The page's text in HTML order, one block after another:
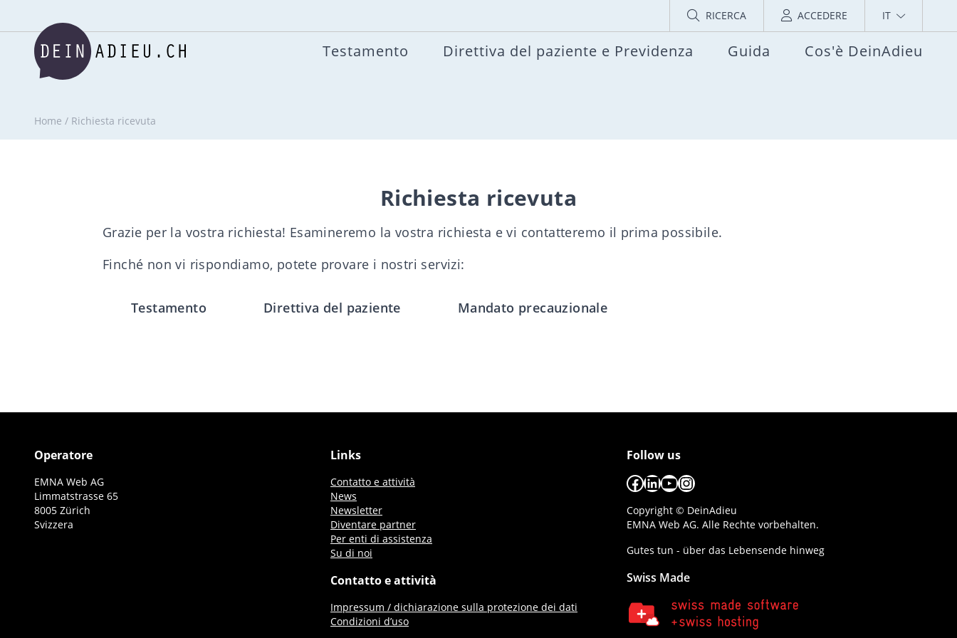
RICERCA ACCEDERE IT
Testamento Direttiva del paziente e Previdenza Guida Cos'è DeinAdieu
Home / Richiesta ricevuta
Richiesta ricevuta
Grazie per la vostra richiesta! Esamineremo la vostra richiesta e vi contatteremo il prima possibile.
Finché non vi rispondiamo, potete provare i nostri servizi:
Testamento Direttiva del paziente Mandato precauzionale
Operatore
EMNA Web AG
Limmatstrasse 65
8005 Zürich
Svizzera
Links
Contatto e attività
News
Newsletter
Diventare partner
Per enti di assistenza
Su di noi
Contatto e attività
Impressum / dichiarazione sulla protezione dei dati
Condizioni d’uso
Follow us
Facebook
LinkedIn
YouTube
Instagram
Copyright © DeinAdieu
EMNA Web AG. Alle Rechte vorbehalten.
Gutes tun - über das Lebensende hinweg
Swiss Made